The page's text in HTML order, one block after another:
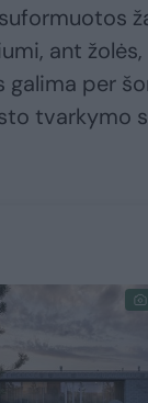
ant
per
tvarkymo